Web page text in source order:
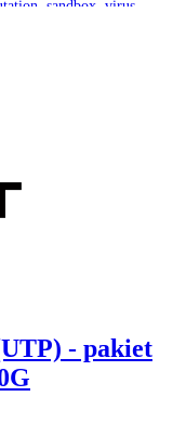
sandbox, virus
ochrona przed
- pakiet